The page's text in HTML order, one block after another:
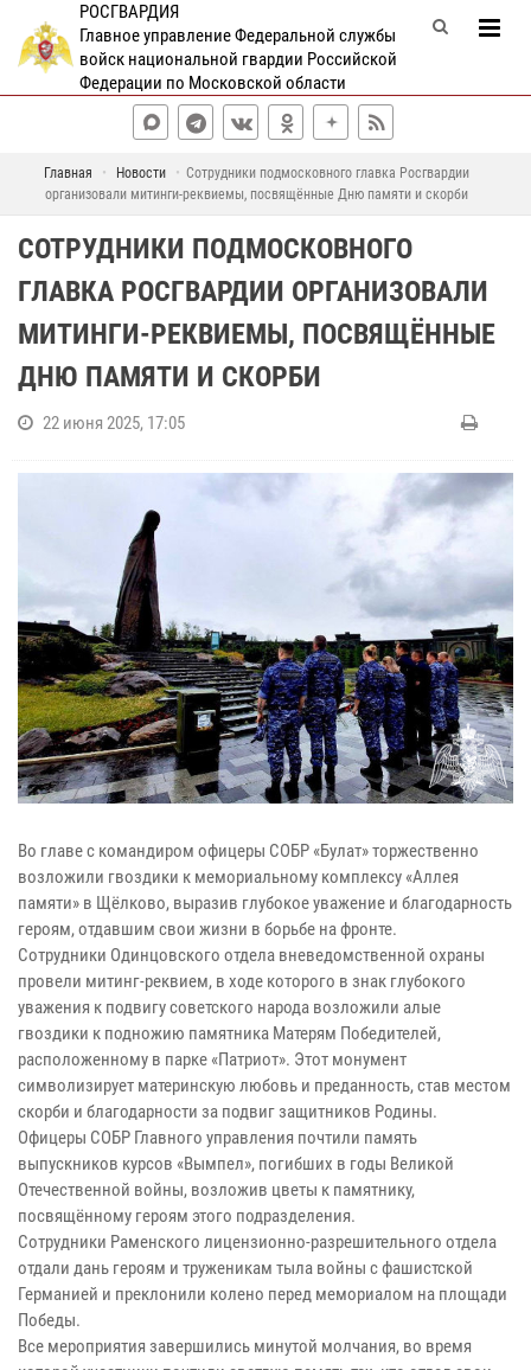
РОСГВАРДИЯ
Главное управление Федеральной службы
войск национальной гвардии Российской
Федерации по Московской области
Главная Новости
Сотрудники подмосковного главка Росгвардии
организовали митинги-реквиемы, посвящённые Дню памяти и скорби
СОТРУДНИКИ ПОДМОСКОВНОГО
ГЛАВКА РОСГВАРДИИ ОРГАНИЗОВАЛИ
МИТИНГИ-РЕКВИЕМЫ, ПОСВЯЩЁННЫЕ
ДНЮ ПАМЯТИ И СКОРБИ
22 июня 2025, 17:05
Во главе с командиром офицеры СОБР «Булат» торжественно
возложили гвоздики к мемориальному комплексу «Аллея
памяти» в Щёлково, выразив глубокое уважение и благодарность
героям, отдавшим свои жизни в борьбе на фронте.
Сотрудники Одинцовского отдела вневедомственной охраны
провели митинг-реквием, в ходе которого в знак глубокого
уважения к подвигу советского народа возложили алые
гвоздики к подножию памятника Матерям Победителей,
расположенному в парке «Патриот». Этот монумент
символизирует материнскую любовь и преданность, став местом
скорби и благодарности за подвиг защитников Родины.
Офицеры СОБР Главного управления почтили память
выпускников курсов «Вымпел», погибших в годы Великой
Отечественной войны, возложив цветы к памятнику,
посвящённому героям этого подразделения.
Сотрудники Раменского лицензионно-разрешительного отдела
отдали дань героям и труженикам тыла войны с фашистской
Германией и преклонили колено перед мемориалом на площади
Победы.
Все мероприятия завершились минутой молчания, во время